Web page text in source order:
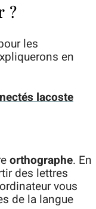
?
les
en
lacoste
orthographe. En
des lettres
vous
de la langue